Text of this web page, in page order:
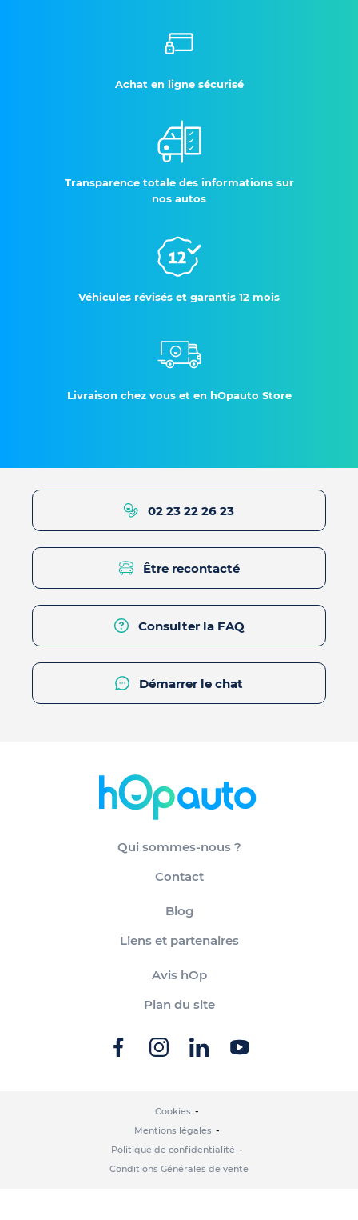
Achat en ligne sécurisé
Transparence totale des informations sur
nos autos
Véhicules révisés et garantis 12 mois
Livraison chez vous et en hOpauto Store
02 23 22 26 23
Être recontacté
Consulter la FAQ
Démarrer le chat
Qui sommes-nous ?
Contact
Blog
Liens et partenaires
Avis hOp
Plan du site
Cookies
Mentions légales
Politique de confidentialité
Conditions Générales de vente